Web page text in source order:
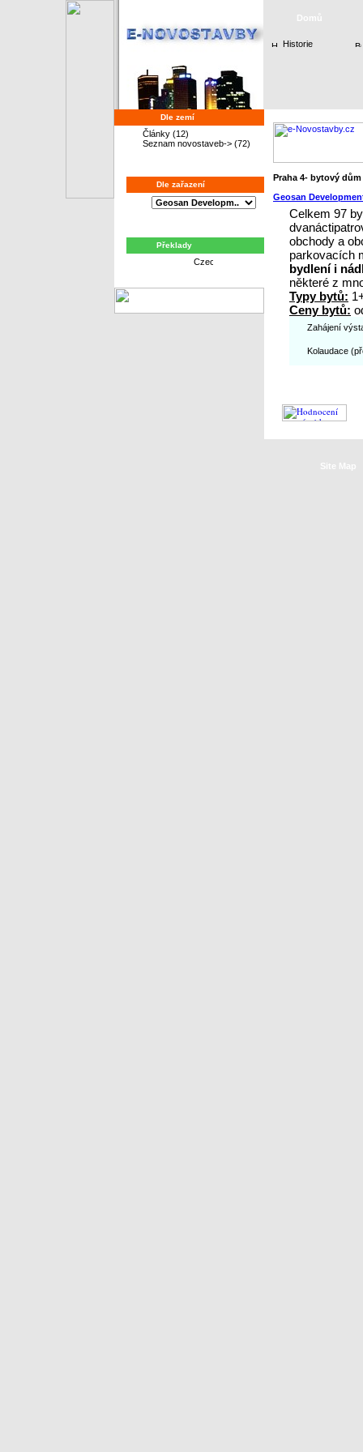
Domů
Historie
Dle zemí
Články (12)
Seznam novostaveb-> (72)
Dle zařazení
Překlady
Praha 4- bytový
Geosan
Celkem 97
obchody a
parkovacích
bydlení i
některé z
Typy bytů:
Ceny bytů:
Zahájení
Kolaudace
Site Map